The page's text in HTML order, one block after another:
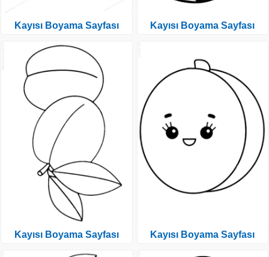
Kayısı Boyama Sayfası
Kayısı Boyama Sayfası
Kayısı Boyama Sayfası
Kayısı Boyama Sayfası